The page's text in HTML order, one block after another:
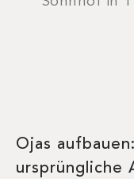
Ojas
ursprüngliche